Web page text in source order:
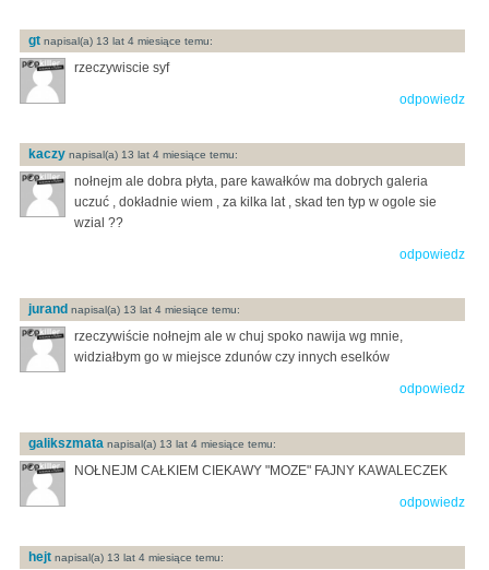
gt napisal(a) 13 lat 4 miesiące temu:
rzeczywiscie syf
odpowiedz
kaczy napisal(a) 13 lat 4 miesiące temu:
nołnejm ale dobra płyta, pare kawałków ma dobrych galeria
uczuć , dokładnie wiem , za kilka lat , skad ten typ w ogole sie
wzial ??
odpowiedz
jurand napisal(a) 13 lat 4 miesiące temu:
rzeczywiście nołnejm ale w chuj spoko nawija wg mnie,
widziałbym go w miejsce zdunów czy innych eselków
odpowiedz
galikszmata napisal(a) 13 lat 4 miesiące temu:
NOŁNEJM CAŁKIEM CIEKAWY "MOZE" FAJNY KAWALECZEK
odpowiedz
hejt napisal(a) 13 lat 4 miesiące temu: